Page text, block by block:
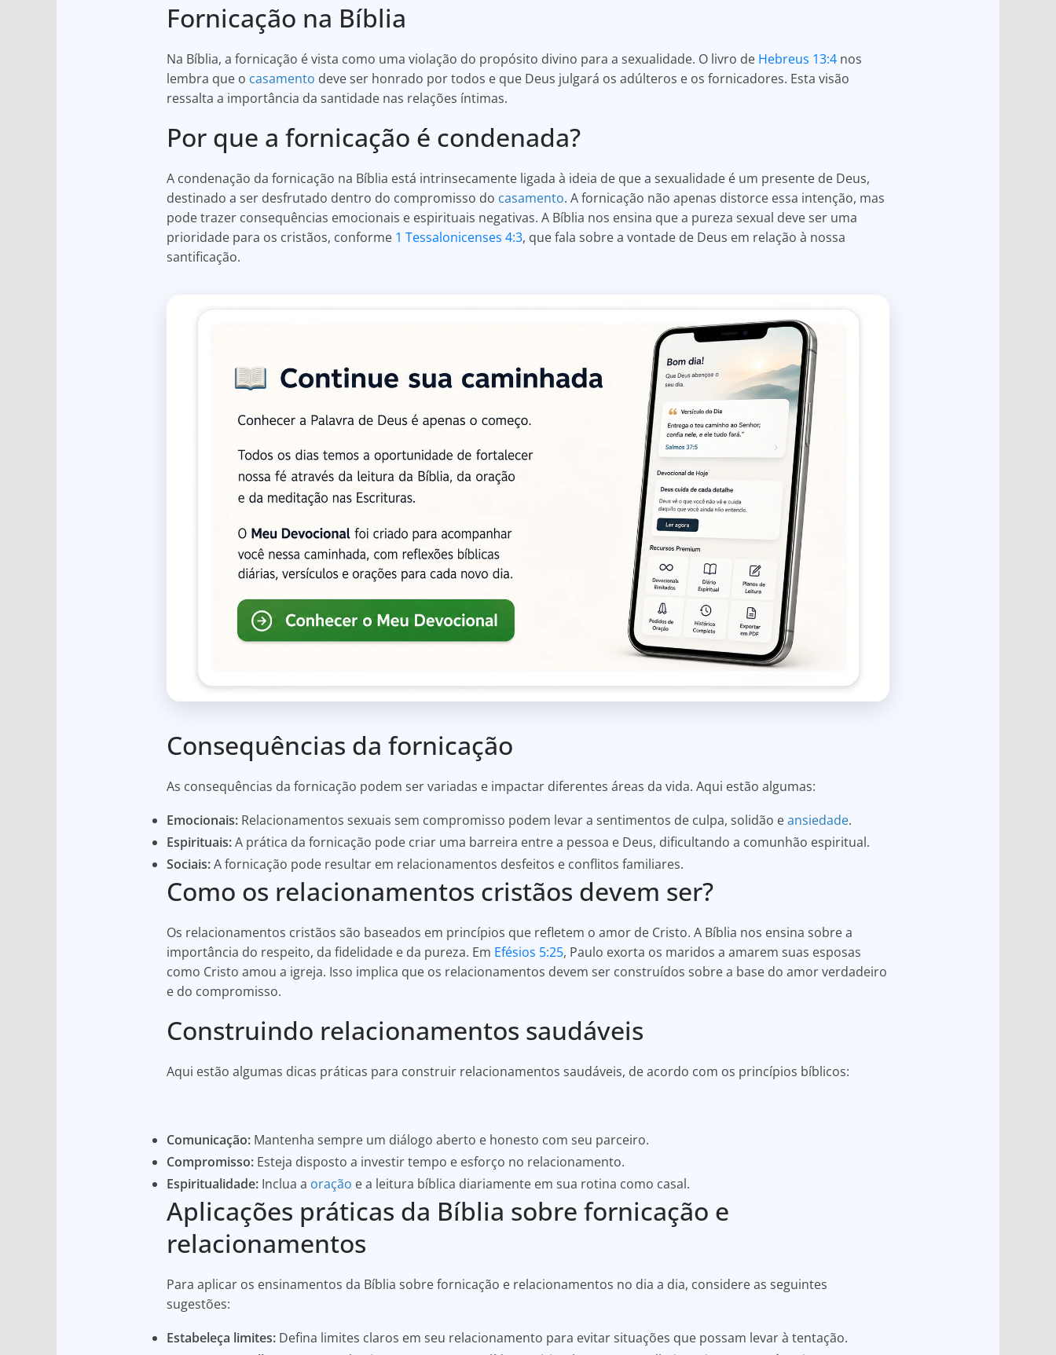
Fornicação na Bíblia
Na Bíblia, a fornicação é vista como uma violação do propósito divino para a sexualidade. O livro de Hebreus 13:4 nos
lembra que o casamento deve ser honrado por todos e que Deus julgará os adúlteros e os fornicadores. Esta visão
ressalta a importância da santidade nas relações íntimas.
Por que a fornicação é condenada?
A condenação da fornicação na Bíblia está intrinsecamente ligada à ideia de que a sexualidade é um presente de Deus,
destinado a ser desfrutado dentro do compromisso do casamento. A fornicação não apenas distorce essa intenção, mas
pode trazer consequências emocionais e espirituais negativas. A Bíblia nos ensina que a pureza sexual deve ser uma
prioridade para os cristãos, conforme 1 Tessalonicenses 4:3, que fala sobre a vontade de Deus em relação à nossa
santificação.
Consequências da fornicação
As consequências da fornicação podem ser variadas e impactar diferentes áreas da vida. Aqui estão algumas:
Emocionais: Relacionamentos sexuais sem compromisso podem levar a sentimentos de culpa, solidão eansiedade.
Espirituais:A prática da fornicação pode criar uma barreira entre a pessoa e Deus, dificultando a comunhão espiritual.
Sociais:A fornicação pode resultar em relacionamentos desfeitos e conflitos familiares.
Como os relacionamentos cristãos devem ser?
Os relacionamentos cristãos são baseados em princípios que refletem o amor de Cristo. A Bíblia nos ensina sobre a
importância do respeito, da fidelidade e da pureza. Em Efésios 5:25, Paulo exorta os maridos a amarem suas esposas
como Cristo amou a igreja. Isso implica que os relacionamentos devem ser construídos sobre a base do amor verdadeiro
e do compromisso.
Construindo relacionamentos saudáveis
Aqui estão algumas dicas práticas para construir relacionamentos saudáveis, de acordo com os princípios bíblicos:
Comunicação: Mantenha sempre um diálogo aberto e honesto com seu parceiro.
Compromisso: Esteja disposto a investir tempo e esforço no relacionamento.
Espiritualidade: Inclua a oração e a leitura bíblica diariamente em sua rotina como casal.
Aplicações práticas da Bíblia sobre fornicação e
relacionamentos
Para aplicar os ensinamentos da Bíblia sobre fornicação e relacionamentos no dia a dia, considere as seguintes
sugestões:
Estabeleça limites: Defina limites claros em seu relacionamento para evitar situações que possam levar à tentação.